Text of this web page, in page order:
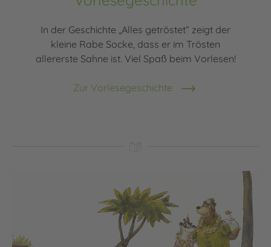
In der Geschichte „Alles getröstet“ zeigt der
kleine Rabe Socke, dass er im Trösten
allererste Sahne ist. Viel Spaß beim Vorlesen!
Zur Vorlesegeschichte